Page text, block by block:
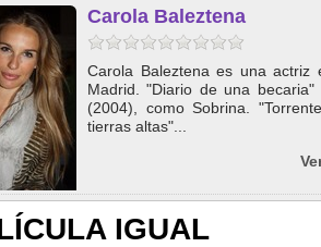
Carola Baleztena
Carola Baleztena es una
Madrid. "Diario de una
(2004), como Sobrina.
tierras altas"...
IGUAL